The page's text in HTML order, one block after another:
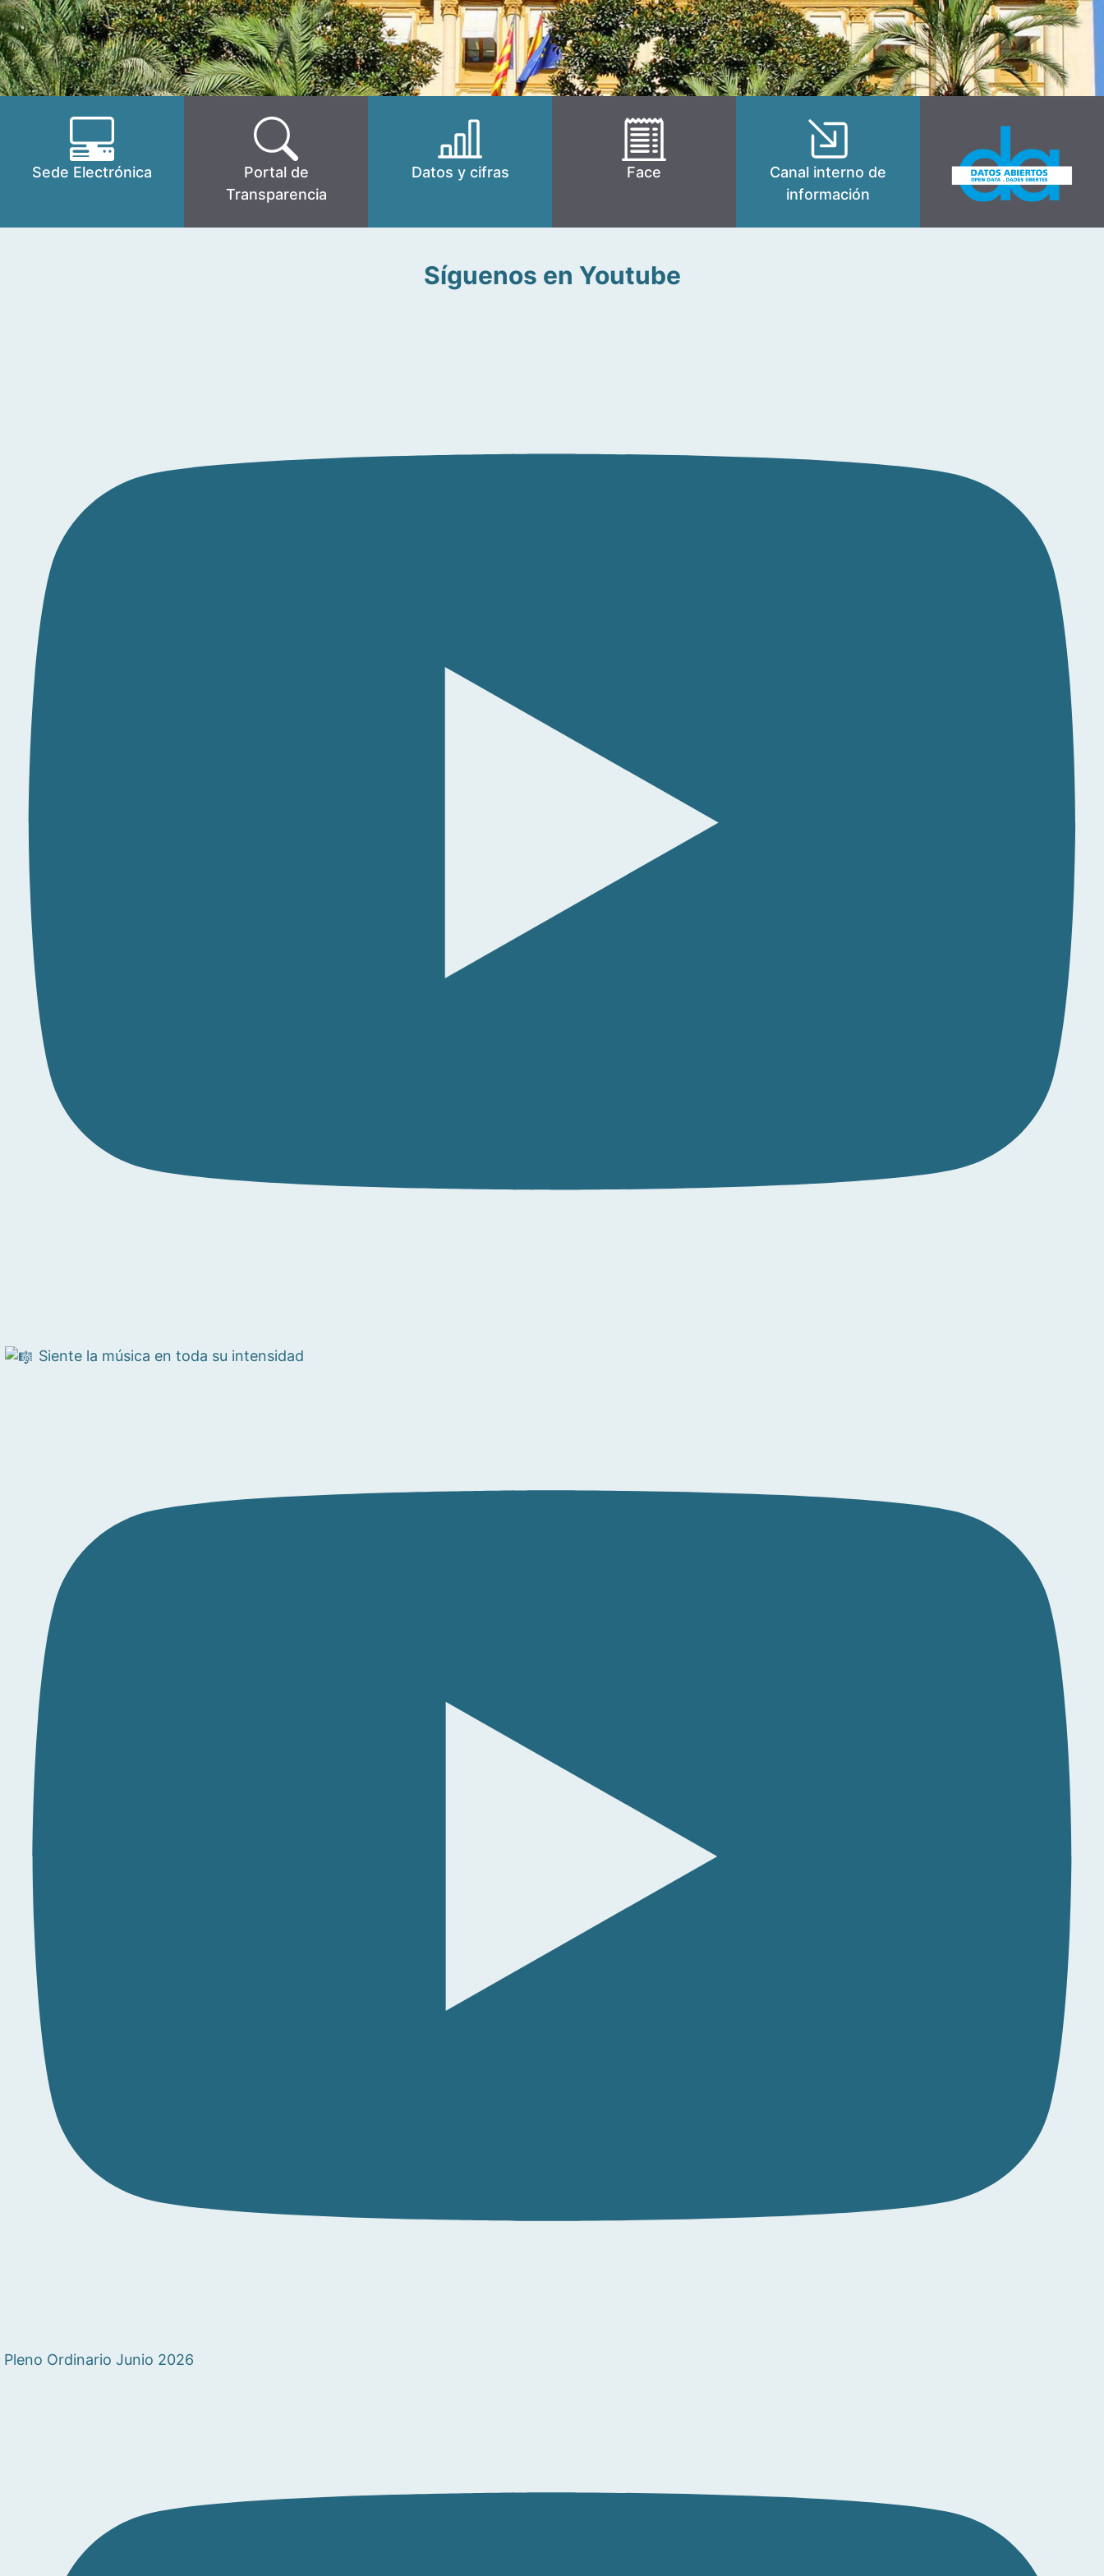
Sede Electrónica
Portal de
Transparencia
Datos y cifras Face
Canal interno de
información
Síguenos en Youtube
Siente la música en toda su intensidad
Pleno Ordinario Junio 2026